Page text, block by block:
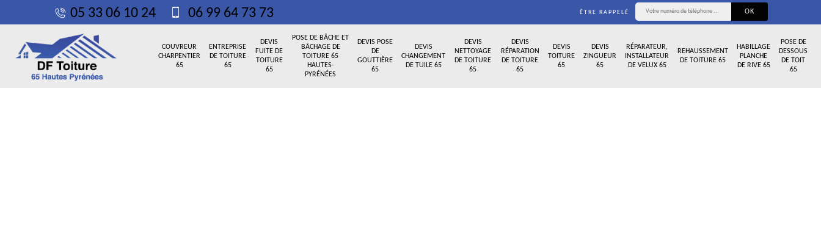
05 33 06 10 24 06 99 64 73 73 ÊTRE RAPPELÉ
COUVREUR
CHARPENTIER
65
ENTREPRISE
DE TOITURE
65
DEVIS
FUITE DE
TOITURE
65
POSE DE BÂCHE ET
BÂCHAGE DE
TOITURE 65
HAUTES-
PYRÉNÉES
DEVIS POSE
DE
GOUTTIÈRE
65
DEVIS
CHANGEMENT
DE TUILE 65
DEVIS
NETTOYAGE
DE TOITURE
65
DEVIS
RÉPARATION
DE TOITURE
65
DEVIS
TOITURE
65
DEVIS
ZINGUEUR
65
RÉPARATEUR,
INSTALLATEUR
DE VELUX 65
REHAUSSEMENT
DE TOITURE 65
HABILLAGE
PLANCHE
DE RIVE 65
POSE DE
DESSOUS
DE TOIT
65